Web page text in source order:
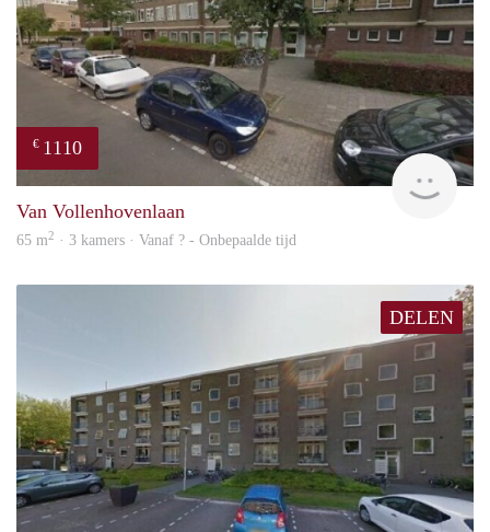
€ 1110
Van Vollenhovenlaan
65 m2 · 3 kamers · Vanaf ? - Onbepaalde tijd
DELEN